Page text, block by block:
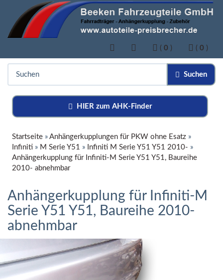
( 0 ) ( 0 )
Suchen
HIER zum AHK-Finder
Startseite » Anhängerkupplungen für PKW ohne Esatz »
Infiniti » M Serie Y51 » Infiniti M Serie Y51 Y51 2010- »
Anhängerkupplung für Infiniti-M Serie Y51 Y51, Baureihe
2010- abnehmbar
Anhängerkupplung für Infiniti-M
Serie Y51 Y51, Baureihe 2010-
abnehmbar